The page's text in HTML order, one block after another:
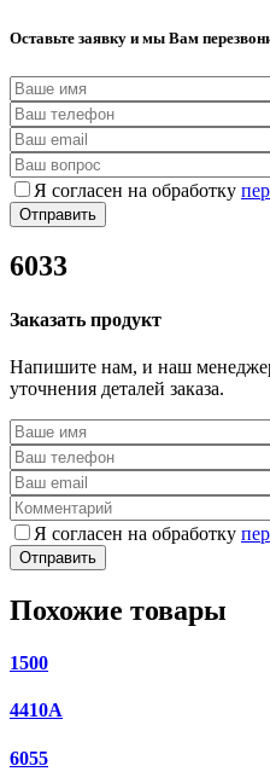
Оставьте заявку и мы Вам
Я согласен на обработку
6033
Заказать продукт
Напишите нам, и наш
уточнения деталей заказа.
Я согласен на обработку
Похожие товары
1500
4410А
6055